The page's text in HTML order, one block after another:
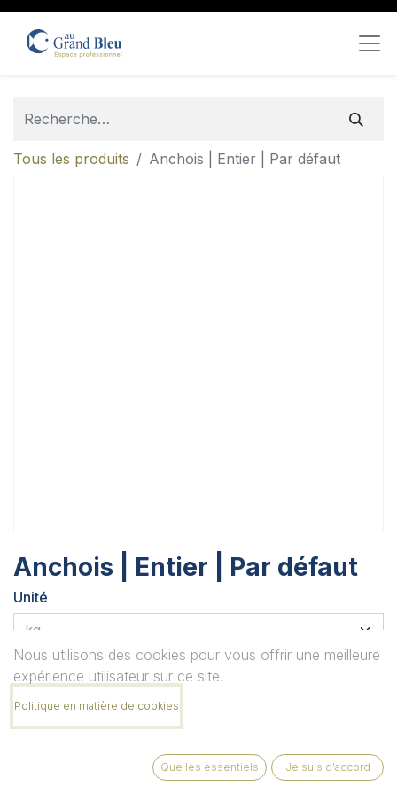
Tous les produits Anchois | Entier | Par défaut
Anchois | Entier | Par défaut
Unité
Quantité
Nous utilisons des cookies pour vous offrir une meilleure
expérience utilisateur sur ce site.
Politique en matière de cookies
Que les essentiels Je suis d'accord